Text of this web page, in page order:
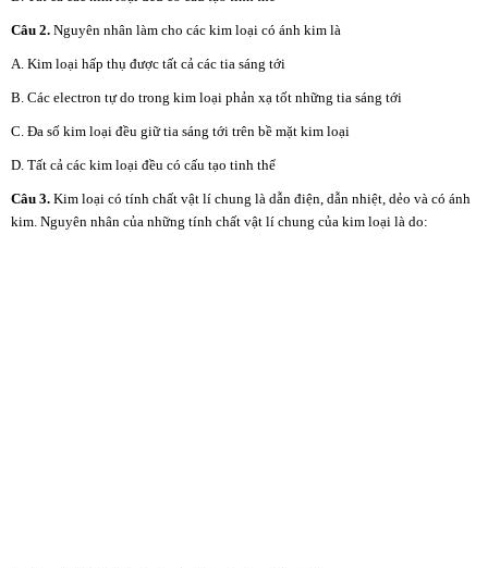
Câu 2. Nguyên nhân làm cho các kim loại có ánh kim là
A. Kim loại hấp thụ được tất cả các tia sáng tới
B. Các electron tự do trong kim loại phản xạ tốt những tia sáng tới
C. Đa số kim loại đều giữ tia sáng tới trên bề mặt kim loại
D. Tất cả các kim loại đều có cấu tạo tinh thể
Câu 3. Kim loại có tính chất vật lí chung là dẫn điện, dẫn nhiệt, dẻo và có ánh
kim. Nguyên nhân của những tính chất vật lí chung của kim loại là do: